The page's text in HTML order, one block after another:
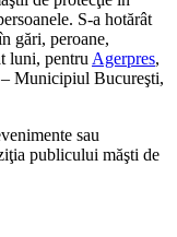
S-a hotărât
gări, peroane,
luni, pentru Agerpres,
Municipiul Bucureşti,
sau
publicului măşti de